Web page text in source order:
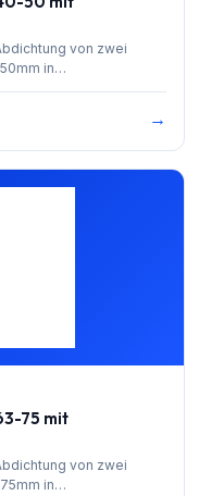
von zwei
in
Fundamentplatten
durch die spezielle
Auf Dichtheit
zu 10% vom rechten
→
75 mit
von zwei
in